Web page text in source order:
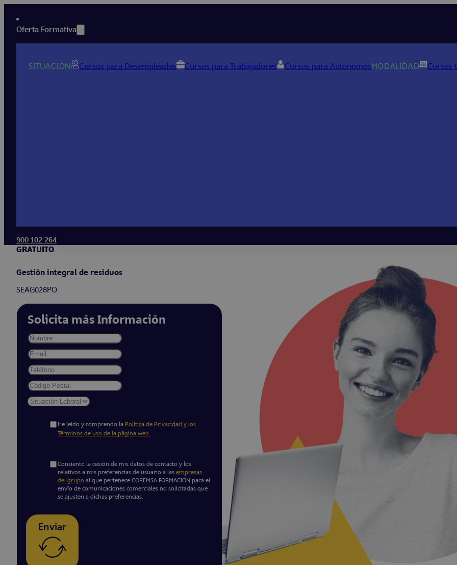
Oferta Formativa
SITUACIÓN Cursos para Desempleados Cursos para Trabajadores Cursos para AutónomosMODALIDAD Cursos
900 102 264
GRATUITO
Gestión integral de residuos
SEAG028PO
Solicita más Información
He leído y comprendo la Política de Privacidad y los
Términos de uso de la página web.
Consiento la cesión de mis datos de contacto y los
relativos a mis preferencias de usuario a las empresas
del grupo al que pertenece COREMSA FORMACIÓN para el
envío de comunicaciones comerciales no solicitadas que
se ajusten a dichas preferencias.
Enviar